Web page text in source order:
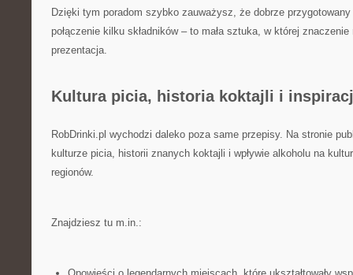
Dzięki tym poradom szybko zauważysz, że dobrze
połączenie kilku składników – to mała sztuka, w której
prezentacja.
Kultura picia, historia koktajli i
RobDrinki.pl wychodzi daleko poza same przepisy. Na stronie
kulturze picia, historii znanych koktajli i wpływie alkoholu na
regionów.
Znajdziesz tu m.in.: